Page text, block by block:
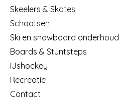
Skeelers & Skates
Schaatsen
Ski en snowboard onderhoud
Boards & Stuntsteps
IJshockey
Recreatie
Contact